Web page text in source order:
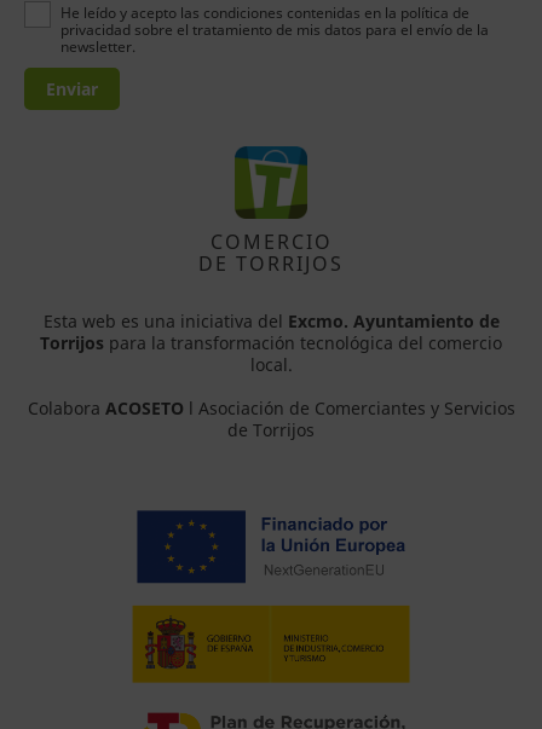
He leído y acepto las condiciones contenidas en la política de
privacidad sobre el tratamiento de mis datos para el envío de la
newsletter.
Enviar
COMERCIO
DE TORRIJOS
Esta web es una iniciativa del Excmo. Ayuntamiento de
Torrijos para la transformación tecnológica del comercio
local.
Colabora ACOSETO l Asociación de Comerciantes y Servicios
de Torrijos